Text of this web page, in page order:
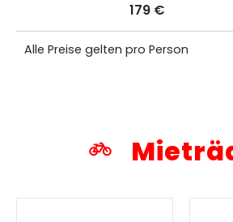
179 €
Alle Preise gelten pro Person